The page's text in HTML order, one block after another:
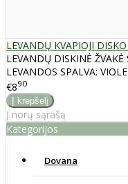
LEVANDŲ KVAPIOJI
LEVANDŲ DISKINĖ
LEVANDOS SPALVA:
€890
Į norų sąrašą
Kategorijos
Dovana